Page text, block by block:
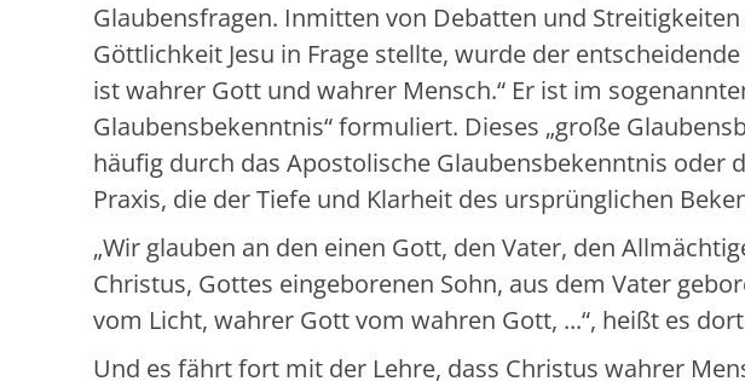
Glaubensfragen. Inmitten von Debatten und
Göttlichkeit Jesu in Frage stellte, wurde der
ist wahrer Gott und wahrer Mensch.“ Er ist im
Glaubensbekenntnis“ formuliert. Dieses „große
häufig durch das Apostolische Glaubensbekenntnis oder
Praxis, die der Tiefe und Klarheit des ursprünglichen
„Wir glauben an den einen Gott, den Vater, den
Christus, Gottes eingeborenen Sohn, aus dem Vater
vom Licht, wahrer Gott vom wahren Gott, ...“, heißt es
Und es fährt fort mit der Lehre, dass Christus wahrer